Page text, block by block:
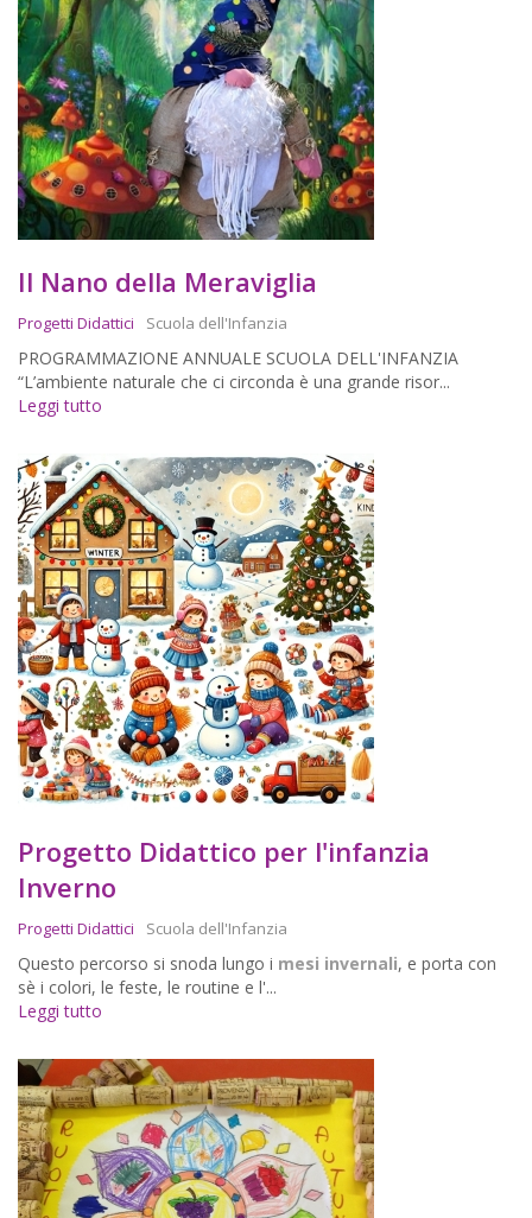
Il Nano della Meraviglia
Progetti Didattici Scuola dell'Infanzia
PROGRAMMAZIONE ANNUALE SCUOLA DELL'INFANZIA
“L’ambiente naturale che ci circonda è una grande risor...
Leggi tutto
Progetto Didattico per l'infanzia
Inverno
Progetti Didattici Scuola dell'Infanzia
Questo percorso si snoda lungo i mesi invernali, e porta con
sè i colori, le feste, le routine e l'...
Leggi tutto